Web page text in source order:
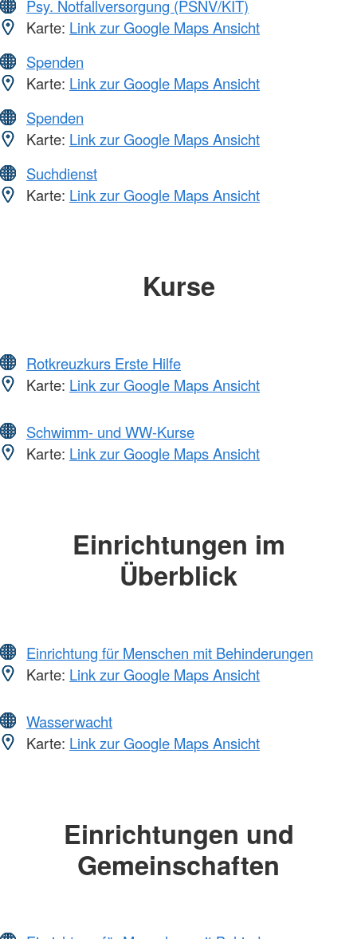
Psy. Notfallversorgung (PSNV/KIT)
Karte: Link zur Google Maps Ansicht
Spenden
Karte: Link zur Google Maps Ansicht
Spenden
Karte: Link zur Google Maps Ansicht
Suchdienst
Karte: Link zur Google Maps Ansicht
Kurse
Rotkreuzkurs Erste Hilfe
Karte: Link zur Google Maps Ansicht
Schwimm- und WW-Kurse
Karte: Link zur Google Maps Ansicht
Einrichtungen im
Überblick
Einrichtung für Menschen mit Behinderungen
Karte: Link zur Google Maps Ansicht
Wasserwacht
Karte: Link zur Google Maps Ansicht
Einrichtungen und
Gemeinschaften